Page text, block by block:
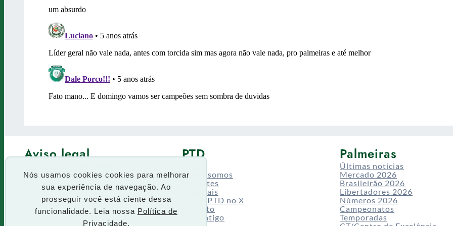
Nós usamos cookies cookies para melhorar
sua experiência de navegação. Ao
prosseguir você está ciente dessa
funcionalidade. Leia nossa Política de
Privacidade.
Aviso legal
Termos de uso
PTD
Quem somos
Enquetes
Especiais
Siga o PTD no X
Contato
Site antigo
Palmeiras
Últimas notícias
Mercado 2026
Brasileirão 2026
Libertadores 2026
Números 2026
Campeonatos
Temporadas